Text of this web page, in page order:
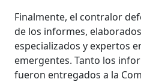
Finalmente, el contralor
de los informes,
especializados y expertos
emergentes. Tanto los
fueron entregados a la